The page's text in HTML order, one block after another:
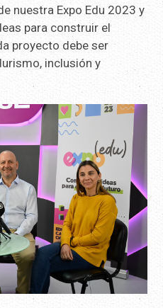
nuestra Expo Edu 2023 y
para construir el
proyecto debe ser
inclusión y